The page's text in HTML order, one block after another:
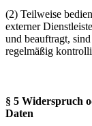
(2) Teilweise
externer
und beauftragt,
regelmäßig
§ 5 Wi­der­spruch
Daten